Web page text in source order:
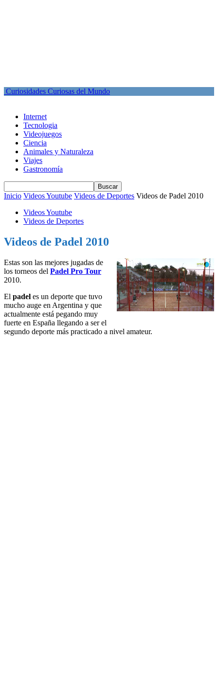
Curiosidades Curiosas del Mundo
Internet
Tecnologia
Videojuegos
Ciencia
Animales y Naturaleza
Viajes
Gastronomía
Inicio Videos Youtube Videos de Deportes Videos de Padel 2010
Videos Youtube
Videos de Deportes
Videos de Padel 2010
Estas son las mejores jugadas de
los torneos del Padel Pro Tour
2010.
El padel es un deporte que tuvo
mucho auge en Argentina y que
actualmente está pegando muy
fuerte en España llegando a ser el
segundo deporte más practicado a nivel amateur.